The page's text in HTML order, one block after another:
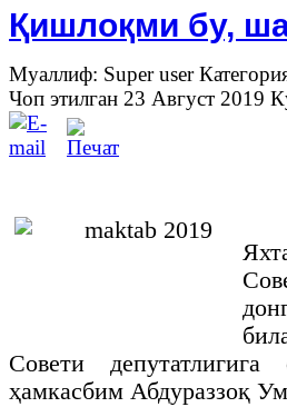
Қишлоқми бу,
Муаллиф: Super user
Чоп этилган 23 Август 2019
Совети
ҳамкасбим Абдураззоқ